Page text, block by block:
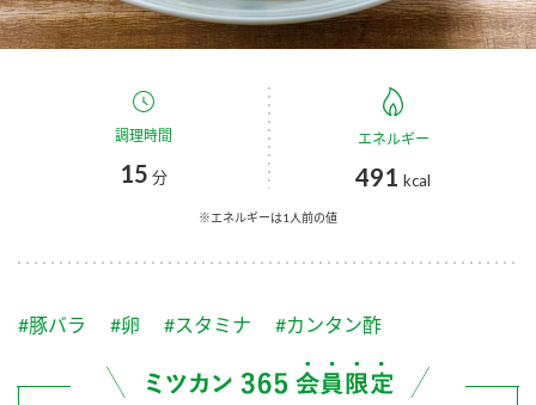
つゆ たれ
スープ 中華
ふりかけ おすしの素
くらしプラ酢
お酢ドリンク
つゆ
PIN印
国内事業概要
企業理念
ミツカンの歴史
ミツカンを知る
環境への取り組み
ZENB initiative
調理時間
15 分
エネルギー
491 kcal
※エネルギーは1人前の値
#豚バラ #卵 #スタミナ #カンタン酢